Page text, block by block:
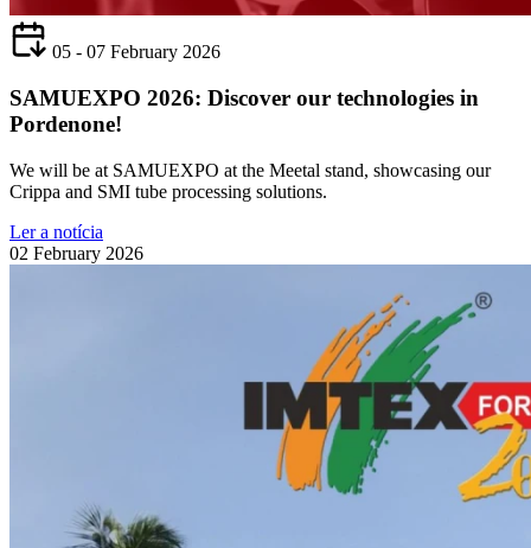
05 - 07 February 2026
SAMUEXPO 2026: Discover our technologies in
Pordenone!
We will be at SAMUEXPO at the Meetal stand, showcasing our
Crippa and SMI tube processing solutions.
Ler a notícia
02 February 2026